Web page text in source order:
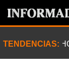
TENDENCIAS: